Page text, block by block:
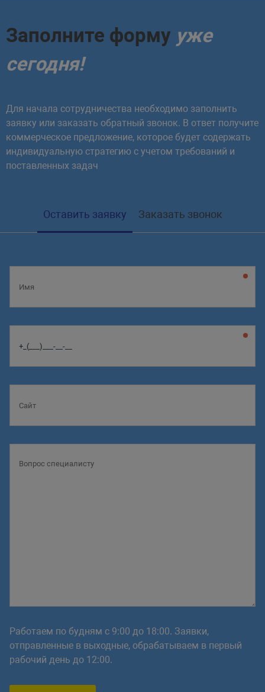
Заполните форму уже
сегодня!
Для начала сотрудничества необходимо заполнить
заявку или заказать обратный звонок. В ответ получите
коммерческое предложение, которое будет содержать
индивидуальную стратегию с учетом требований и
поставленных задач
Оставить заявку Заказать звонок
Работаем по будням с 9:00 до 18:00. Заявки,
отправленные в выходные, обрабатываем в первый
рабочий день до 12:00.